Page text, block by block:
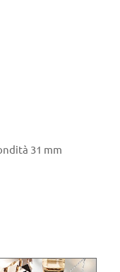
31 mm